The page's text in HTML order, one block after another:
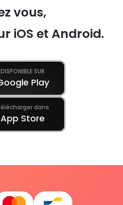
vous,
iOS et Android.
DISPONIBLE SUR
Play
dans
App Store